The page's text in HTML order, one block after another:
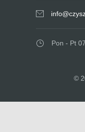
Pon - Pt
©